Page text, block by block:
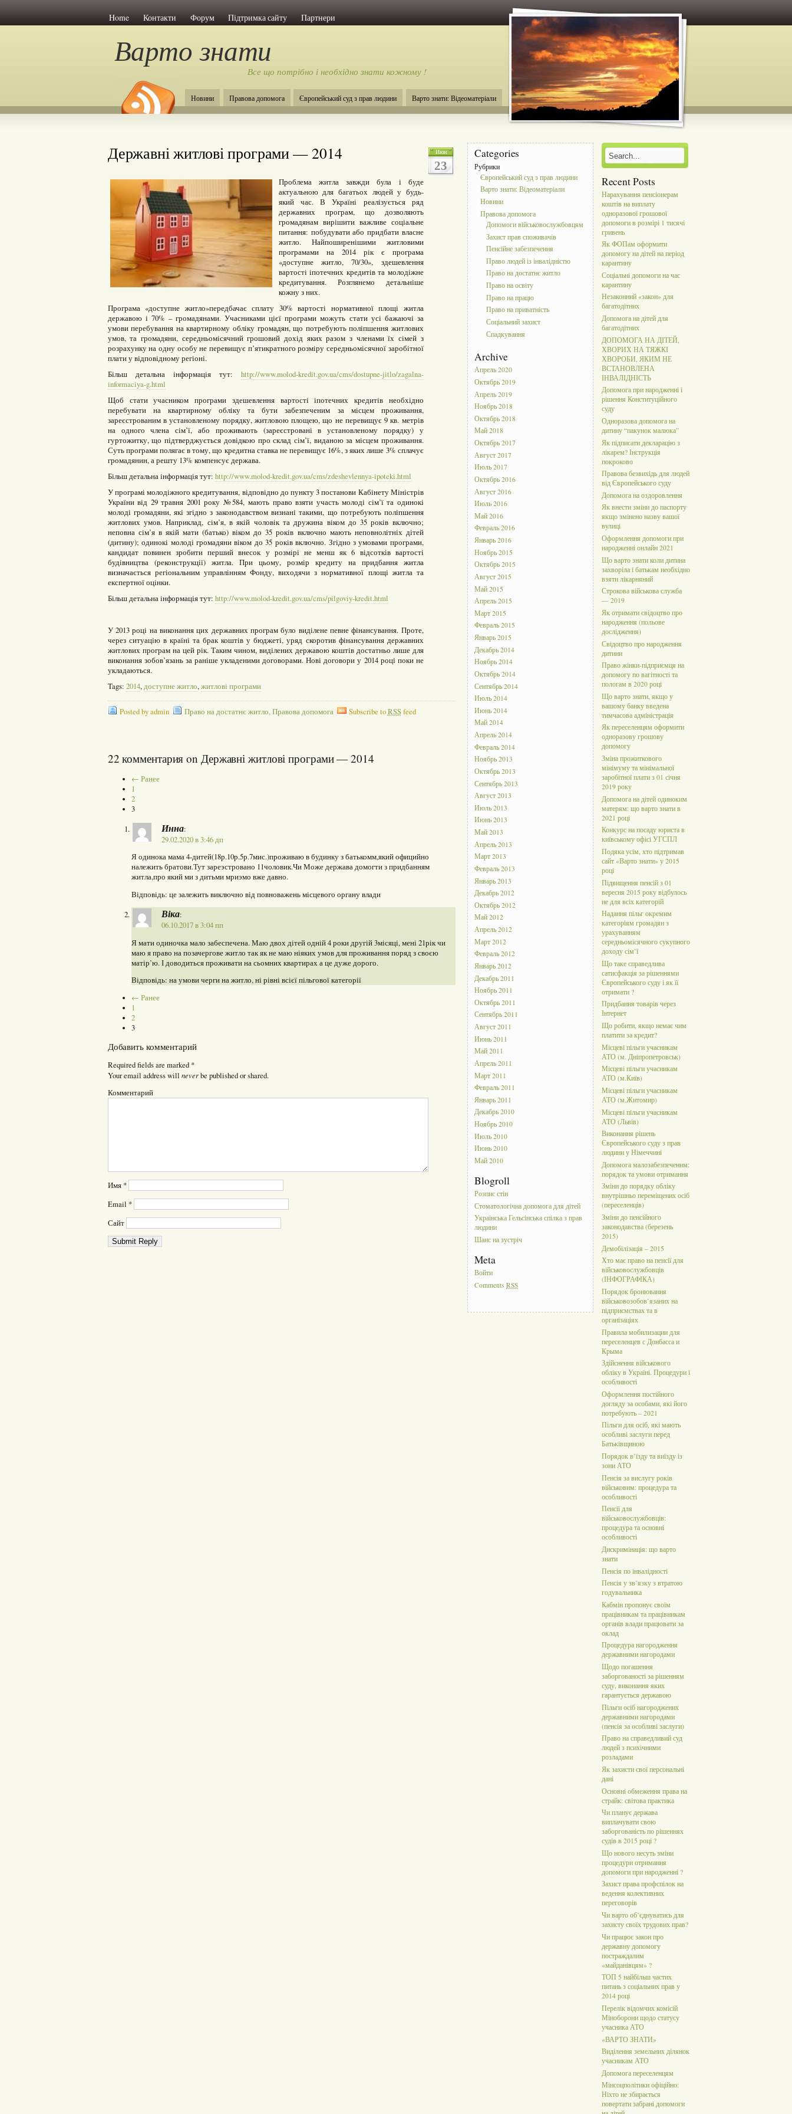
Home Контакти Форум Підтримка сайту Партнери
Варто знати
Все що потрібно і необхідно знати кожному !
Новини Правова допомога Європейський суд з прав людини Варто знати: Відеоматеріали
Июн
23
Державні житлові програми — 2014
Проблема житла завжди була і буде
актуальною для багатьох людей у будь-
який час. В Україні реалізується ряд
державних програм, що дозволяють
громадянам вирішити важливе соціальне
питання: побудувати або придбати власне
житло. Найпоширенішими житловими
програмами на 2014 рік є програма
«доступне житло, 70/30», здешевлення
вартості іпотечних кредитів та молодіжне
кредитування. Розглянемо детальніше
кожну з них.
Програма «доступне житло»передбачає сплату 30% вартості нормативної площі житла
державою і 70% – громадянами. Учасниками цієї програми можуть стати усі бажаючі за
умови перебування на квартирному обліку громадян, що потребують поліпшення житлових
умов, та громадяни, середньомісячний грошовий дохід яких разом з членами їх сімей з
розрахунку на одну особу не перевищує п’ятикратного розміру середньомісячної заробітної
плати у відповідному регіоні.
Більш детальна інформація тут: http://www.molod-kredit.gov.ua/cms/dostupne-jitlo/zagalna-
informaciya-g.html
Щоб стати учасником програми здешевлення вартості іпотечних кредитів необхідно
перебувати на квартирному обліку та бути забезпеченим за місцем проживання,
зареєстрованим в установленому порядку, житловою площею, що не перевищує 9 кв. метрів
на одного члена сім’ї, або проживають (зареєстровані в установленому порядку) у
гуртожитку, що підтверджується довідкою про склад сім’ї, виданою за місцем проживання.
Суть програми полягає в тому, що кредитна ставка не перевищує 16%, з яких лише 3% сплачує
громадянин, а решту 13% компенсує держава.
Більш детальна інформація тут: http://www.molod-kredit.gov.ua/cms/zdeshevlennya-ipoteki.html
У програмі молодіжного кредитування, відповідно до пункту 3 постанови Кабінету Міністрів
України від 29 травня 2001 року №584, мають право взяти участь молоді сім’ї та одинокі
молоді громадяни, які згідно з законодавством визнані такими, що потребують поліпшення
житлових умов. Наприклад, сім’я, в якій чоловік та дружина віком до 35 років включно;
неповна сім’я в якій мати (батько) віком до 35 років включно мають неповнолітніх дітей
(дитину); одинокі молоді громадяни віком до 35 років включно. Згідно з умовами програми,
кандидат повинен зробити перший внесок у розмірі не менш як 6 відсотків вартості
будівництва (реконструкції) житла. При цьому, розмір кредиту на придбання житла
визначається регіональним управлінням Фонду, виходячи з нормативної площі житла та
експертної оцінки.
Більш детальна інформація тут: http://www.molod-kredit.gov.ua/cms/pilgoviy-kredit.html
У 2013 році на виконання цих державних програм було виділене певне фінансування. Проте,
через ситуацію в країні та брак коштів у бюджеті, уряд скоротив фінансування державних
житлових програм на цей рік. Таким чином, виділених державою коштів достатньо лише для
виконання зобов’язань за раніше укладеними договорами. Нові договори у 2014 році поки не
укладаються.
Tags: 2014,доступне житло,житлові програми
Posted by admin Право на достатнє житло,Правова допомога Subscribe toRSSfeed
22 комментария on Державні житлові програми — 2014
← Ранее
1
2
3
Инна:
29.02.2020 в 3:46 дп
Я одинока мама 4-дитей(18р.10р.5р.7мис.)проживаю в будинку з батькомм,який официйно
належить братови.Тут зареэстровано 11чоловик.Чи Може держава домогти з придбанням
житла,про який ми з дитьми мриэмо вже давно.
Відповідь: це залежить виключно від повноважень місцевого органу влади
Віка:
06.10.2017 в 3:04 пп
Я мати одиночка мало забеспечена. Маю двох дітей одній 4 роки другій 3місяці, мені 21рік чи
маю я право на позачергове житло так як не маю ніяких умов для проживання поряд з своєю
матір’ю. І доводиться проживати на сьомних квартирах а це дуже дорого.
Відповідь: на умови черги на житло, ні рівні всієї пільгової категорії
← Ранее
1
2
3
Добавить комментарий
Required fields are marked *
Your email address will neverbe published or shared.
Комментарий
Имя *
Email *
Сайт
Categories
Рубрики
Європейський суд з прав людини
Варто знати: Відеоматеріали
Новини
Правова допомога
Допомоги військовослужбовцям
Захист прав споживачів
Пенсійне забезпечення
Право людей із інвалідністю
Право на достатнє житло
Право на освіту
Право на працю
Право на приватність
Соціальний захист
Спадкування
Archive
Апрель 2020
Октябрь 2019
Апрель 2019
Ноябрь 2018
Октябрь 2018
Май 2018
Октябрь 2017
Август 2017
Июль 2017
Октябрь 2016
Август 2016
Июль 2016
Май 2016
Февраль 2016
Январь 2016
Ноябрь 2015
Октябрь 2015
Август 2015
Май 2015
Апрель 2015
Март 2015
Февраль 2015
Январь 2015
Декабрь 2014
Ноябрь 2014
Октябрь 2014
Сентябрь 2014
Июль 2014
Июнь 2014
Май 2014
Апрель 2014
Февраль 2014
Ноябрь 2013
Октябрь 2013
Сентябрь 2013
Август 2013
Июль 2013
Июнь 2013
Май 2013
Апрель 2013
Март 2013
Февраль 2013
Январь 2013
Декабрь 2012
Октябрь 2012
Май 2012
Апрель 2012
Март 2012
Февраль 2012
Январь 2012
Декабрь 2011
Ноябрь 2011
Октябрь 2011
Сентябрь 2011
Август 2011
Июнь 2011
Май 2011
Апрель 2011
Март 2011
Февраль 2011
Январь 2011
Декабрь 2010
Ноябрь 2010
Июль 2010
Июнь 2010
Май 2010
Blogroll
Розпис стін
Стоматологічна допомога для дітей
Українська Гельсінська спілка з прав
людини
Шанс на зустріч
Meta
Войти
CommentsRSS
Recent Posts
Нарахування пенсіонерам
коштів на виплату
одноразової грошової
допомоги в розмірі 1 тисячі
гривень
Як ФОПам оформити
допомогу на дітей на період
карантину
Соціальні допомоги на час
карантину
Незаконний «закон» для
багатодітних
Допомога на дітей для
багатодітних
ДОПОМОГА НА ДІТЕЙ,
ХВОРИХ НА ТЯЖКІ
ХВОРОБИ, ЯКИМ НЕ
ВСТАНОВЛЕНА
ІНВАЛІДНІСТЬ
Допомога при народженні і
рішення Конституційного
суду
Одноразова допомога на
дитину “пакунок малюка”
Як підписати декларацію з
лікарем? Інструкція
покроково
Правова безвихідь для людей
від Європейського суду
Допомога на оздоровлення
Як внести зміни до паспорту
якщо змінено назву вашої
вулиці
Оформлення допомоги при
народженні онлайн 2021
Що варто знати коли дитина
захворіла і батькам необхідно
взяти лікарняний
Строкова військова служба
— 2019
Як отримати свідоцтво про
народження (польове
дослідження)
Свідоцтво про народження
дитини
Право жінки-підприємця на
допомогу по вагітності та
пологам в 2020 році
Що варто знати, якщо у
вашому банку введена
тимчасова адміністрація
Як переселенцям оформити
одноразову грошову
допомогу
Зміна прожиткового
мінімуму та мінімальної
заробітної плати з 01 січня
2019 року
Допомога на дітей одиноким
матерям: що варто знати в
2021 році
Конкурс на посаду юриста в
київському офісі УГСПЛ
Подяка усім, хто підтримав
сайт «Варто знати» у 2015
році
Підвищення пенсій з 01
вересня 2015 року відбулось
не для всіх категорій
Надання пільг окремим
категоріям громадян з
урахуванням
середньомісячного сукупного
доходу сім’ї
Що таке справедлива
сатисфакція за рішеннями
Європейського суду і як її
отримати ?
Придбання товарів через
Інтернет
Що робити, якщо немає чим
платити за кредит?
Місцеві пільги учасникам
АТО (м. Дніпропетровськ)
Місцеві пільги учасникам
АТО (м.Київ)
Місцеві пільги учасникам
АТО (м.Житомир)
Місцеві пільги учасникам
АТО (Львів)
Виконання рішень
Європейського суду з прав
людини у Німеччині
Допомога малозабезпеченим:
порядок та умови отримання
Зміни до порядку обліку
внутрішньо переміщених осіб
(переселенців)
Зміни до пенсійного
законодавства (березень
2015)
Демобілізація – 2015
Хто має право на пенсії для
військовослужбовців
(ІНФОГРАФІКА)
Порядок бронювання
військовозобов’язаних на
підприємствах та в
організаціях
Правила мобилизации для
переселенцев с Донбасса и
Крыма
Здійснення військового
обліку в Україні. Процедури і
особливості
Оформлення постійного
догляду за особами, які його
потребують – 2021
Пільги для осіб, які мають
особливі заслуги перед
Батьківщиною
Порядок в’їзду та виїзду із
зони АТО
Пенсія за вислугу років
військовим: процедура та
особливості
Пенсії для
військовослужбовців:
процедура та основні
особливості
Дискримінація: що варто
знати
Пенсія по інвалідності
Пенсія у зв’язку з втратою
годувальника
Кабмін пропонує своїм
працівникам та працівникам
органів влади працювати за
оклад
Процедура нагородження
державними нагородами
Щодо погашення
заборгованості за рішенням
суду, виконання яких
гарантується державою
Пільги осіб нагороджених
державними нагородами
(пенсія за особливі заслуги)
Право на справедливий суд
людей з психічними
розладами
Як захисти свої персональні
дані
Основні обмеження права на
страйк: світова практика
Чи планує держава
виплачувати свою
заборгованість по рішеннях
судів в 2015 році ?
Що нового несуть зміни
процедури отримання
допомоги при народженні ?
Захист права профспілок на
ведення колективних
переговорів
Чи варто об’єднуватись для
захисту своїх трудових прав?
Чи працює закон про
державну допомогу
постраждалим
«майданівцям» ?
ТОП 5 найбільш частих
питань з соціальних прав у
2014 році
Перелік відомчих комісій
Міноборони щодо статусу
учасника АТО
«ВАРТО ЗНАТИ»
Виділення земельних ділянок
учасникам АТО
Допомога переселенцям
Мінсоцполітики офіційно:
Ніхто не збирається
повертати забрані допомоги